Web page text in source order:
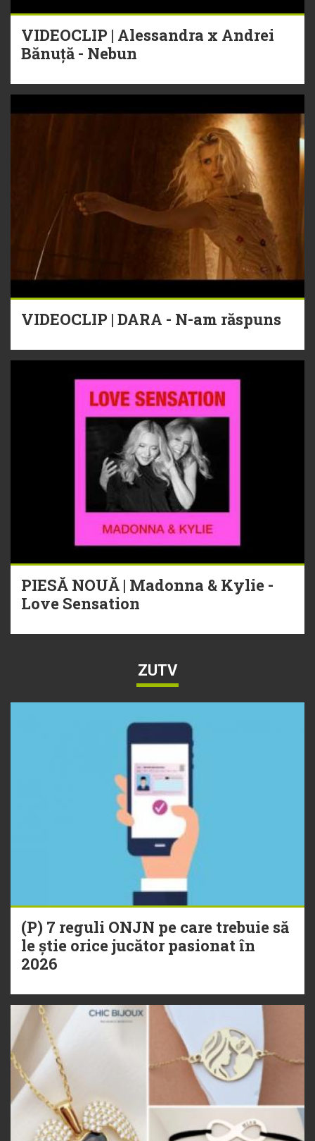
VIDEOCLIP | Alessandra x Andrei
Bănuță - Nebun
VIDEOCLIP | DARA - N-am răspuns
PIESĂ NOUĂ | Madonna & Kylie -
Love Sensation
ZUTV
(P) 7 reguli ONJN pe care trebuie să
le știe orice jucător pasionat în
2026